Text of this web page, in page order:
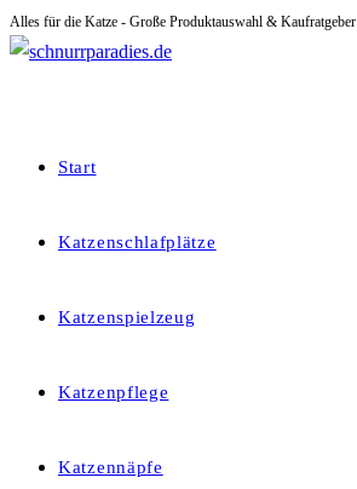
Zum
Inhalt
Alles für die Katze - Große Produktauswahl & Kaufratgeber
Start
Katzenschlafplätze
Katzenspielzeug
Katzenpflege
Katzennäpfe